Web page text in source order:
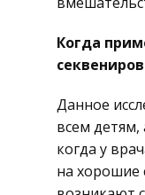
Когда
Данное
всем детям,
когда у
на хорошие